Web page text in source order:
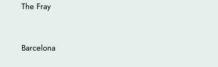
The Fray
Barcelona